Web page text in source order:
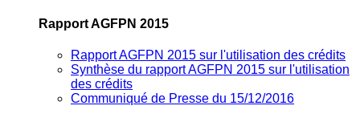
Rapport AGFPN 2015
Rapport AGFPN 2015 sur l'utilisation des crédits
Synthèse du rapport AGFPN 2015 sur l'utilisation
des crédits
Communiqué de Presse du 15/12/2016